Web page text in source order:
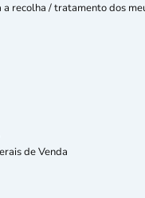
recolha / tratamento dos
de Venda